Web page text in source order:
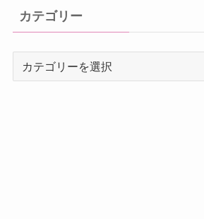
ブ
カテゴリー